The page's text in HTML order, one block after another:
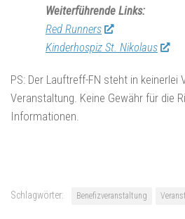
Weiterführende Links:
Red Runners
Kinderhospiz St. Nikolaus
PS: Der Lauftreff-FN steht in keinerlei
Veranstaltung. Keine Gewähr für die
Informationen.
Schlagwörter: Benefizveranstaltung